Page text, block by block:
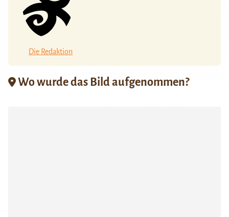
Die Redaktion
Wo wurde das Bild aufgenommen?